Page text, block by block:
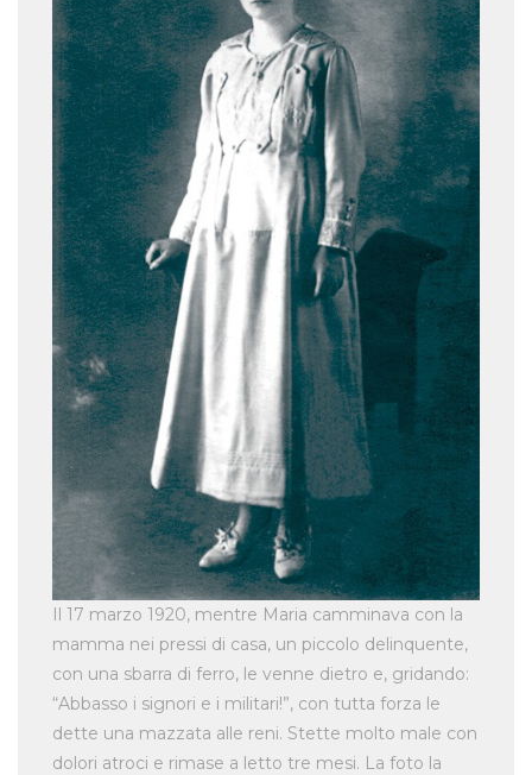
Il 17 marzo 1920, mentre Maria camminava con la
mamma nei pressi di casa, un piccolo delinquente,
con una sbarra di ferro, le venne dietro e, gridando:
“Abbasso i signori e i militari!”, con tutta forza le
dette una mazzata alle reni. Stette molto male con
dolori atroci e rimase a letto tre mesi. La foto la